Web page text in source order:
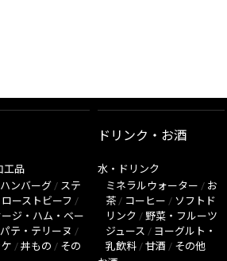
工品
ハンバーグ / ステ
ーストビーフ /
ジ・ハム・ベー
パテ・テリーヌ /
/ 丼もの / その
ドリンク・お酒
水・ドリンク
ミネラルウォーター / お
茶 / コーヒー / ソフトド
リンク / 野菜・フルーツ
ジュース / ヨーグルト・
乳飲料 / 甘酒 / その他